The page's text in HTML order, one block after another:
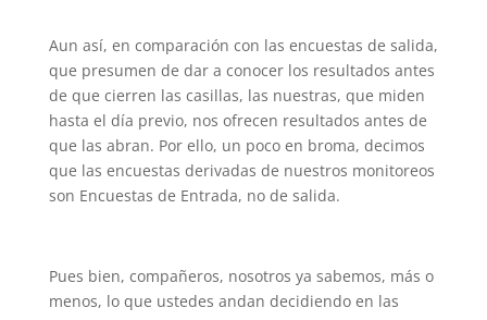
Aun así, en comparación con las encuestas de salida,
que presumen de dar a conocer los resultados antes
de que cierren las casillas, las nuestras, que miden
hasta el día previo, nos ofrecen resultados antes de
que las abran. Por ello, un poco en broma, decimos
que las encuestas derivadas de nuestros monitoreos
son Encuestas de Entrada, no de salida.
Pues bien, compañeros, nosotros ya sabemos, más o
menos, lo que ustedes andan decidiendo en las